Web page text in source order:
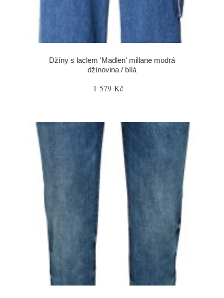
Džíny s laclem 'Madlen' millane modrá
džínovina / bílá
1 579 Kč